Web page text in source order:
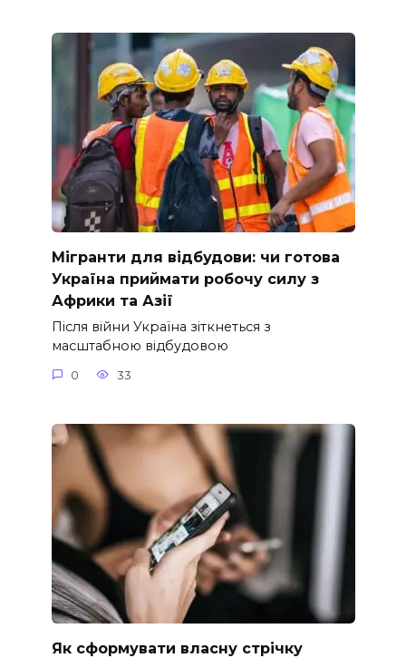
Мігранти для відбудови: чи готова
Україна приймати робочу силу з
Африки та Азії
Після війни Україна зіткнеться з
масштабною відбудовою
0 33
Як сформувати власну стрічку